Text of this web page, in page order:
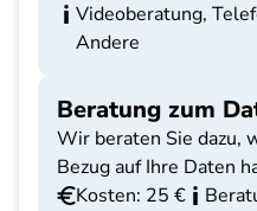
Videoberatung,
Andere
Beratung zum
Wir beraten Sie dazu,
Bezug auf Ihre Daten
Kosten: 25 €